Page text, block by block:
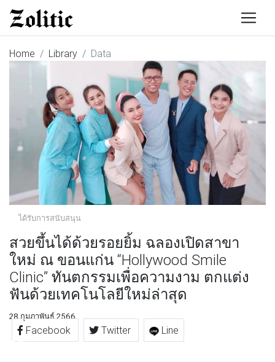
Home Library Data
ได้รับการสนับสนุน
สวยขึ้นได้ด้วยรอยยิ้ม ฉลองเปิดสาขา
ใหม่ ณ ขอนแก่น “Hollywood Smile
Clinic” ทันตกรรมเพื่อความงาม ตกแต่ง
ฟันด้วยเทคโนโลยีใหม่ล่าสุด
28 กุมภาพันธ์ 2566
Facebook Twitter Line